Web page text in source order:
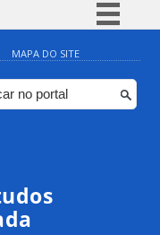
Simplifique!
Comunica BR
Participe
Canais
MAPA DO SITE